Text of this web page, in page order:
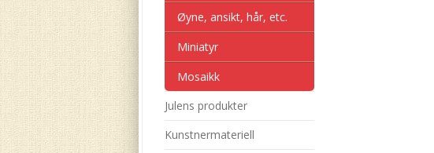
Øyne, ansikt, hår, etc.
Miniatyr
Mosaikk
Julens produkter
Kunstnermateriell